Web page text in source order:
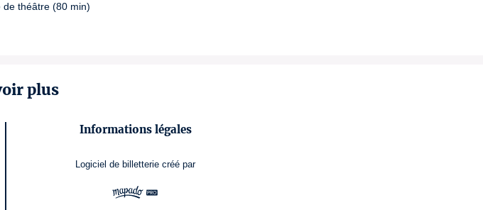
de théâtre (80 min)
plus
Informations légales
Logiciel de billetterie créé par